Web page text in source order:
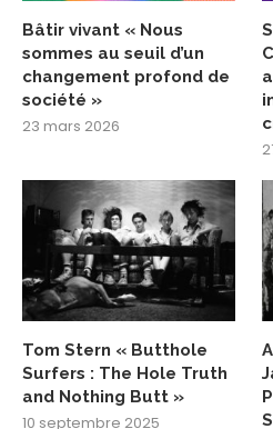
Bâtir vivant « Nous
sommes au seuil d’un
changement profond de
société »
23 mars 2026
Tom Stern « Butthole
Surfers : The Hole Truth
and Nothing Butt »
10 septembre 2025